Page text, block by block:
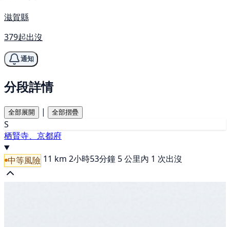
滋賀縣
379起出沒
通知
分段詳情
全部展開 | 全部摺疊
S
栖賢寺、京都府
中等風險 11 km 2小時53分鐘 5 公里內 1 次出沒